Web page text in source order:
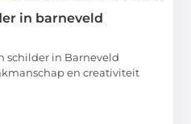
in barneveld
schilder in Barneveld
en creativiteit